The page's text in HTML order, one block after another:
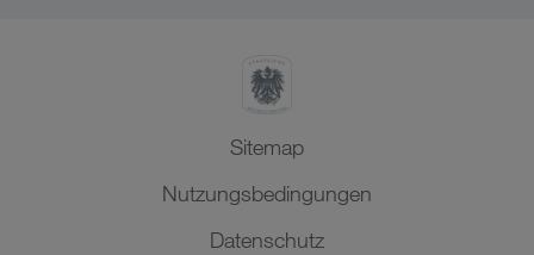
Sitemap
Nutzungsbedingungen
Datenschutz